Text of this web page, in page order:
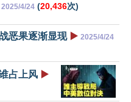
2025/4/24 (20,436次)
恶果逐渐显现 ▶️ 2025/4/24
占上风 ▶️